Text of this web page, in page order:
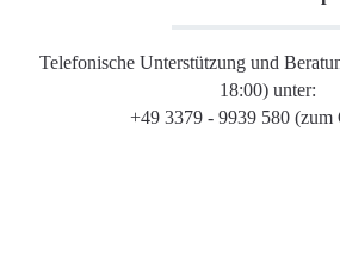
Telefonische Unterstützung und
18:00) unter:
+49 3379 - 9939 580 (zum